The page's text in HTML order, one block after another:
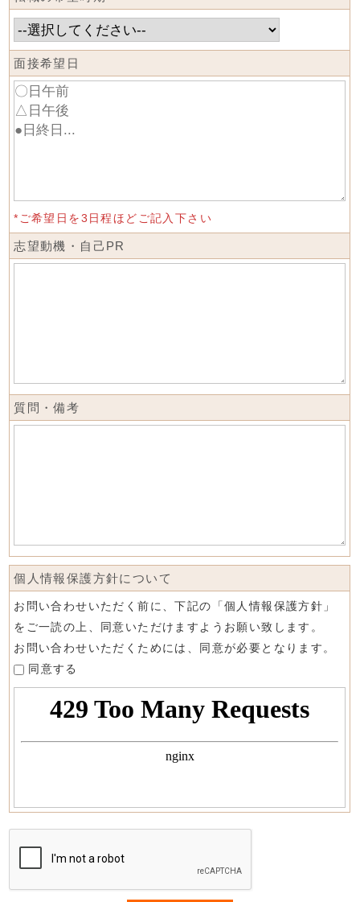
面接希望日
*ご希望日を3日程ほどご記入下さい
志望動機・自己PR
質問・備考
個人情報保護方針について
お問い合わせいただく前に、下記の「個人情報保護方針」
をご一読の上、同意いただけますようお願い致します。
お問い合わせいただくためには、同意が必要となります。
同意する